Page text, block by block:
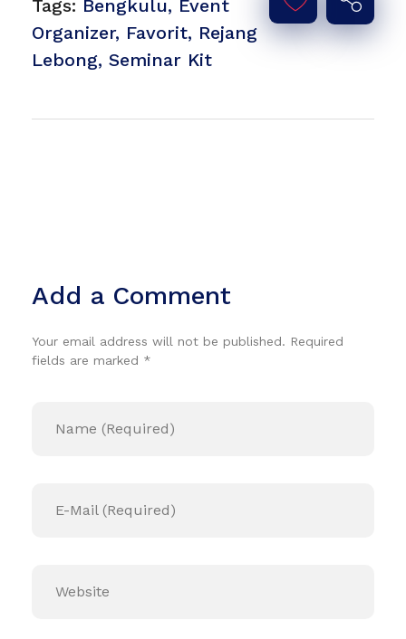
Tags: Bengkulu, Event
Organizer, Favorit, Rejang
Lebong, Seminar Kit
Add a Comment
Your email address will not be published. Required
fields are marked *